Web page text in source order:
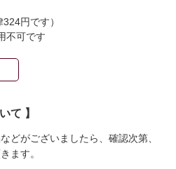
円です）
不可です
て 】
どがございましたら、確認次第、
ます。